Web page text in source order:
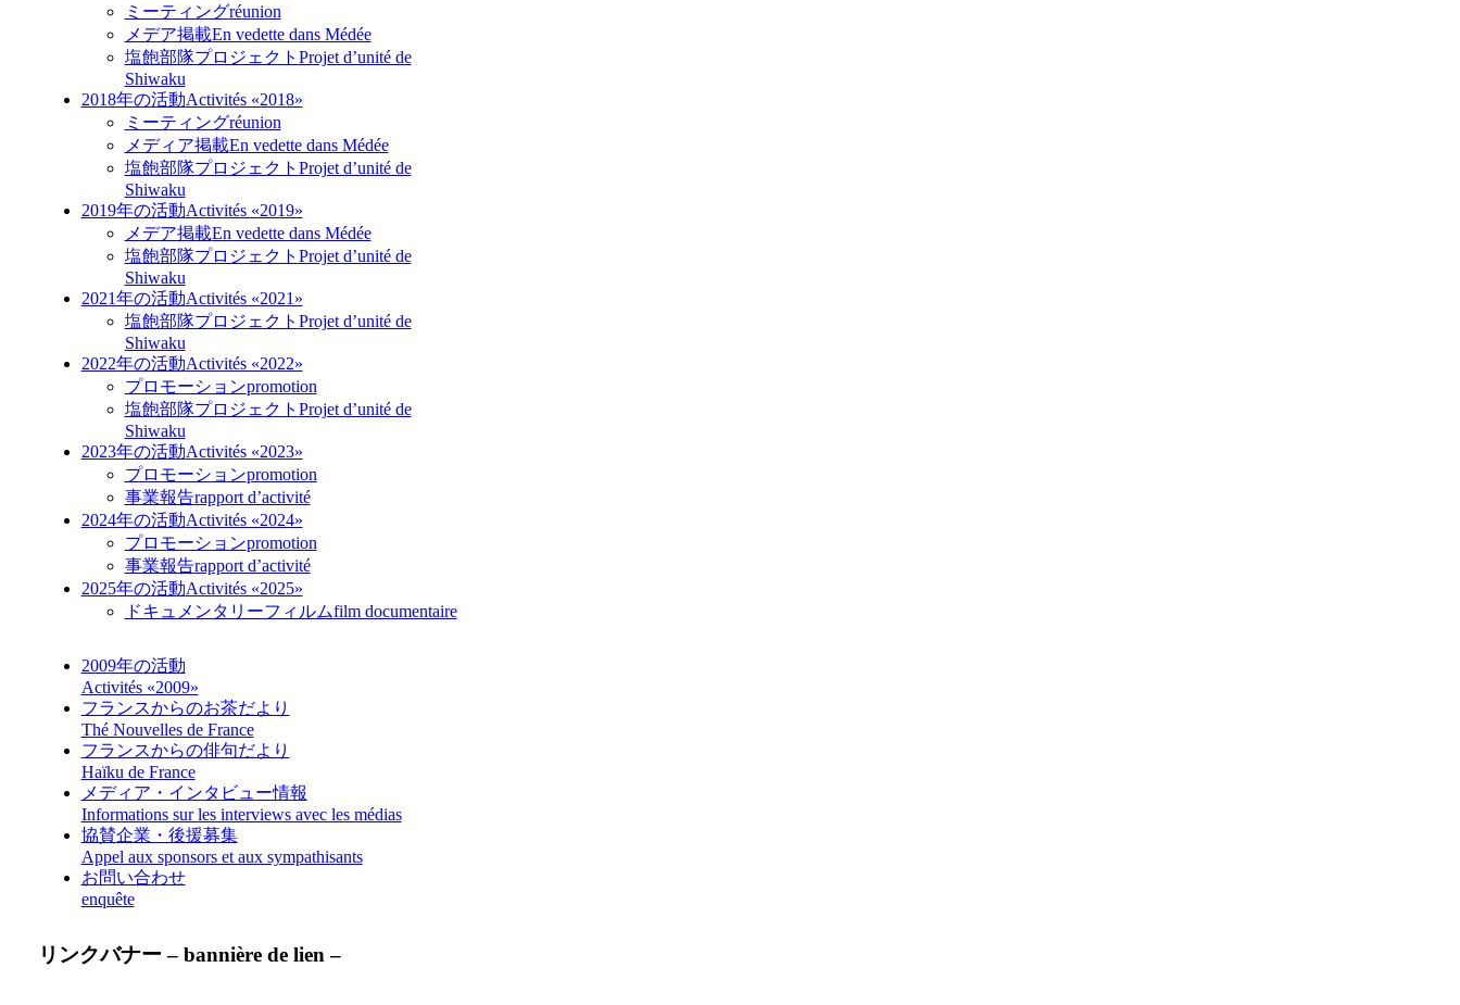
ミーティングréunion
メデア掲載En vedette dans Médée
塩飽部隊プロジェクト Projet d’unité de
Shiwaku
2018年の活動Activités «2018»
ミーティングréunion
メディア掲載En vedette dans Médée
塩飽部隊プロジェクト Projet d’unité de
Shiwaku
2019年の活動Activités «2019»
メデア掲載En vedette dans Médée
塩飽部隊プロジェクト Projet d’unité de
Shiwaku
2021年の活動Activités «2021»
塩飽部隊プロジェクト Projet d’unité de
Shiwaku
2022年の活動Activités «2022»
プロモーションpromotion
塩飽部隊プロジェクト Projet d’unité de
Shiwaku
2023年の活動Activités «2023»
プロモーションpromotion
事業報告rapport d’activité
2024年の活動Activités «2024»
プロモーションpromotion
事業報告rapport d’activité
2025年の活動Activités «2025»
ドキュメンタリーフィルムfilm documentaire
2009年の活動
Activités «2009»
フランスからのお茶だより
Thé Nouvelles de France
フランスからの俳句だより
Haïku de France
メディア・インタビュー情報
Informations sur les interviews avec les médias
協賛企業・後援募集
Appel aux sponsors et aux sympathisants
お問い合わせ
enquête
リンクバナー – bannière de lien –